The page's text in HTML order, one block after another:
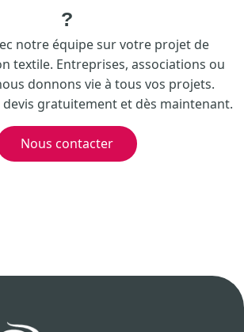
?
notre équipe sur votre projet de
textile. Entreprises, associations ou
donnons vie à tous vos projets.
gratuitement et dès maintenant.
Nous contacter